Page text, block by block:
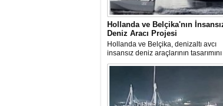
Hollanda ve Belçika'nın
Deniz Aracı Projesi
Hollanda ve Belçika, denizaltı avcı
insansız deniz araçlarının tasarımını
başlattı. Proje, 2 ülkenin deniz
kuvvetlerinin gelecekteki denizaltı
yeteneklerini desteklemeyi amaçlıyor.